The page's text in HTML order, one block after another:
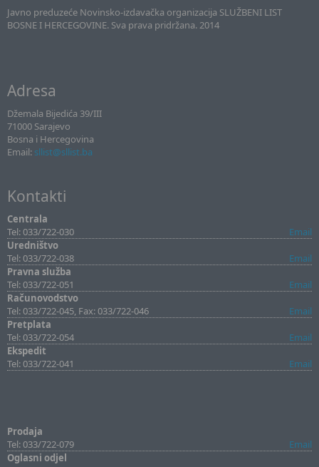
Javno preduzeće Novinsko-izdavačka organizacija SLUŽBENI LIST
BOSNE I HERCEGOVINE. Sva prava pridržana. 2014
Adresa
Džemala Bijedića 39/III
71000 Sarajevo
Bosna i Hercegovina
Email: sllist@sllist.ba
Kontakti
Centrala
Tel: 033/722-030
Email
Uredništvo
Tel: 033/722-038
Email
Pravna služba
Tel: 033/722-051
Email
Računovodstvo
Tel: 033/722-045, Fax: 033/722-046
Email
Pretplata
Tel: 033/722-054
Email
Ekspedit
Tel: 033/722-041
Email
Prodaja
Tel: 033/722-079
Email
Oglasni odjel